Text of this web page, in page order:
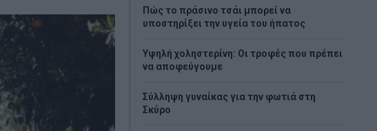
Πώς το πράσινο τσάι μπορεί να
υποστηρίξει την υγεία του ήπατος
Υψηλή χοληστερίνη: Οι τροφές που πρέπει
να αποφεύγουμε
Σύλληψη γυναίκας για την φωτιά στη
Σκύρο